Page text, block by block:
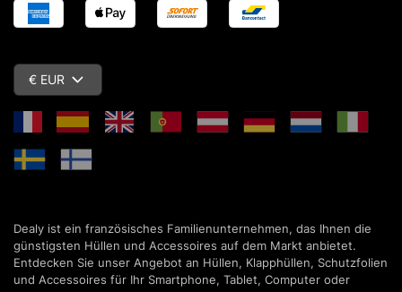
€ EUR
Dealy ist ein französisches Familienunternehmen, das Ihnen die
günstigsten Hüllen und Accessoires auf dem Markt anbietet.
Entdecken Sie unser Angebot an Hüllen, Klapphüllen, Schutzfolien
und Accessoires für Ihr Smartphone, Tablet, Computer oder